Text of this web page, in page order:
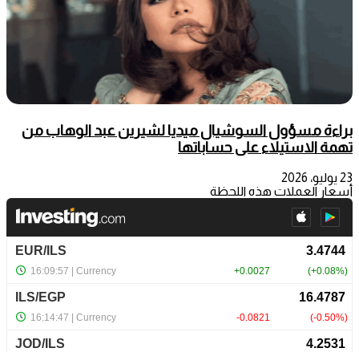
براءة مسؤول السوشيال ميديا لشيرين عبد الوهاب من
تهمة الاستيلاء على حساباتها
23 يوليو، 2026
أسعار العملات هذه اللحظة